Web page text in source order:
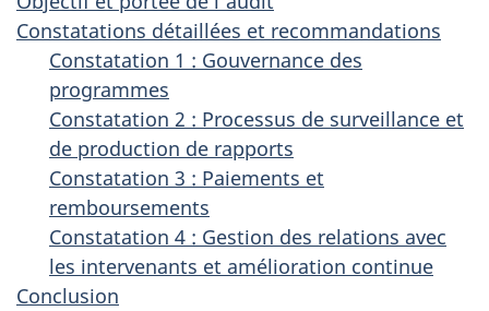
Constatations détaillées et recommandations
Constatation 1 : Gouvernance des
programmes
Constatation 2 : Processus de surveillance et
de production de rapports
Constatation 3 : Paiements et
remboursements
Constatation 4 : Gestion des relations avec
les intervenants et amélioration continue
Conclusion